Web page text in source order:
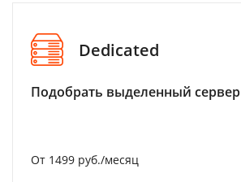
Dedicated
Подобрать выделенный сервер
От 1499 руб./месяц